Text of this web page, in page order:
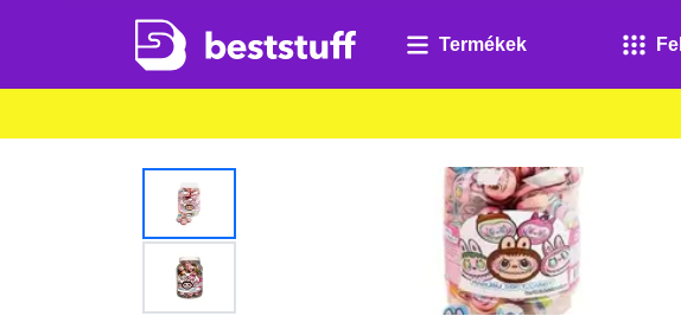
Termékek